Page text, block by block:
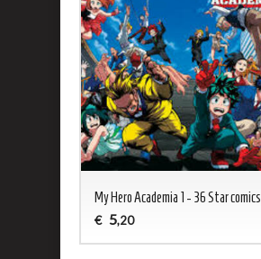
My Hero Academia 1 - 36 Star comics
€ 5,20